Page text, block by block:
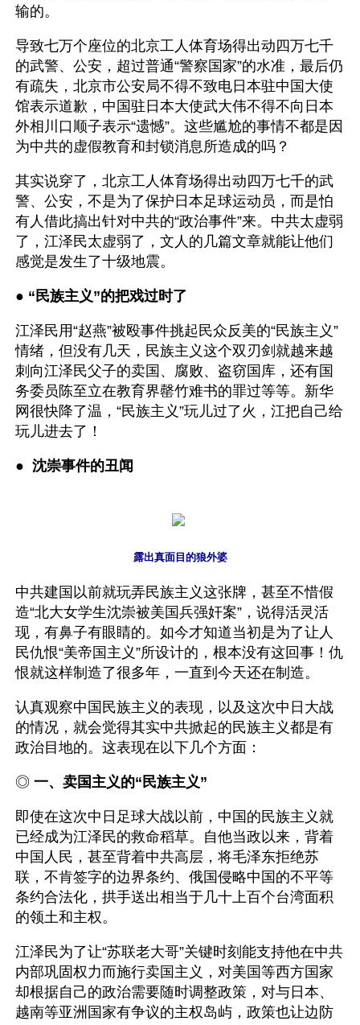
输的。
导致七万个座位的北京工人体育场得出动四万七千
的武警、公安，超过普通“警察国家”的水准，最后仍
有疏失，北京市公安局不得不致电日本驻中国大使
馆表示道歉，中国驻日本大使武大伟不得不向日本
外相川口顺子表示“遗憾”。这些尴尬的事情不都是因
为中共的虚假教育和封锁消息所造成的吗？
其实说穿了，北京工人体育场得出动四万七千的武
警、公安，不是为了保护日本足球运动员，而是怕
有人借此搞出针对中共的“政治事件”来。中共太虚弱
了，江泽民太虚弱了，文人的几篇文章就能让他们
感觉是发生了十级地震。
● “民族主义”的把戏过时了
江泽民用“赵燕”被殴事件挑起民众反美的“民族主义”
情绪，但没有几天，民族主义这个双刃剑就越来越
刺向江泽民父子的卖国、腐败、盗窃国库，还有国
务委员陈至立在教育界罄竹难书的罪过等等。新华
网很快降了温，“民族主义”玩儿过了火，江把自己给
玩儿进去了！
● 沈崇事件的丑闻
露出真面目的狼外婆
中共建国以前就玩弄民族主义这张牌，甚至不惜假
造“北大女学生沈崇被美国兵强奸案”，说得活灵活
现，有鼻子有眼睛的。如今才知道当初是为了让人
民仇恨“美帝国主义”所设计的，根本没有这回事！仇
恨就这样制造了很多年，一直到今天还在制造。
认真观察中国民族主义的表现，以及这次中日大战
的情况，就会觉得其实中共掀起的民族主义都是有
政治目地的。这表现在以下几个方面：
◎ 一、卖国主义的“民族主义”
即使在这次中日足球大战以前，中国的民族主义就
已经成为江泽民的救命稻草。自他当政以来，背着
中国人民，甚至背着中共高层，将毛泽东拒绝苏
联，不肯签字的边界条约、俄国侵略中国的不平等
条约合法化，拱手送出相当于几十上百个台湾面积
的领土和主权。
江泽民为了让“苏联老大哥”关键时刻能支持他在中共
内部巩固权力而施行卖国主义，对美国等西方国家
却根据自己的政治需要随时调整政策，对与日本、
越南等亚洲国家有争议的主权岛屿，政策也让边防